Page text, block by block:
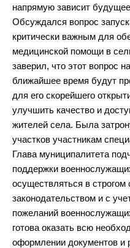
напрямую зависит
Обсуждался вопрос
критически важным для
медицинской помощи в
заверил, что этот вопрос
ближайшее время будут
для его скорейшего
улучшить качество и
жителей села. Была
участков участникам
Глава муниципалитета
поддержки
осуществляться в строгом
законодательством и с
пожеланий
готова оказать всю
оформлении документов и